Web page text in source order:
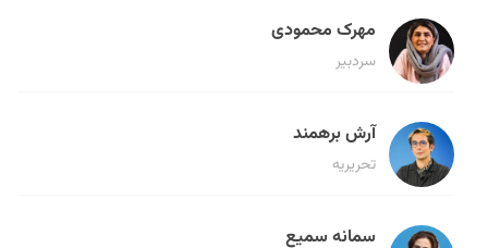
مهرک محمودی
سردبیر
آرش برهمند
تحریریه
سمانه سمیع